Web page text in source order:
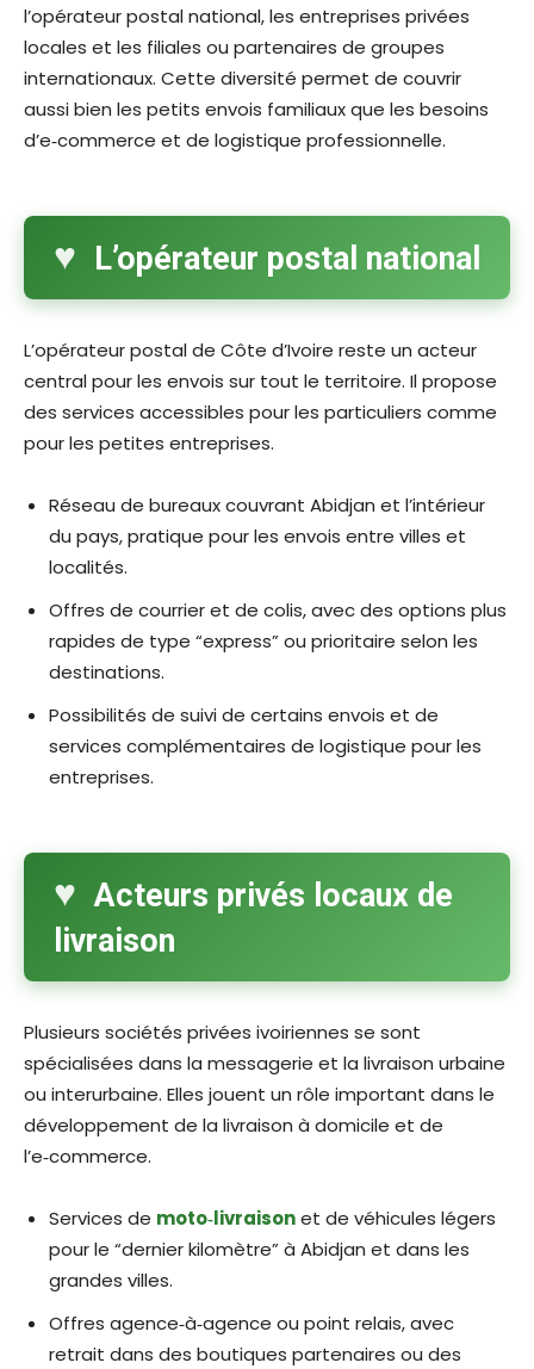
l’opérateur postal national, les entreprises privées
locales et les filiales ou partenaires de groupes
internationaux. Cette diversité permet de couvrir
aussi bien les petits envois familiaux que les besoins
d’e‑commerce et de logistique professionnelle.​
L’opérateur postal national
L’opérateur postal de Côte d’Ivoire reste un acteur
central pour les envois sur tout le territoire. Il propose
des services accessibles pour les particuliers comme
pour les petites entreprises.​
Réseau de bureaux couvrant Abidjan et l’intérieur
du pays, pratique pour les envois entre villes et
localités.​
Offres de courrier et de colis, avec des options plus
rapides de type “express” ou prioritaire selon les
destinations.​
Possibilités de suivi de certains envois et de
services complémentaires de logistique pour les
entreprises.​
Acteurs privés locaux de
livraison
Plusieurs sociétés privées ivoiriennes se sont
spécialisées dans la messagerie et la livraison urbaine
ou interurbaine. Elles jouent un rôle important dans le
développement de la livraison à domicile et de
l’e‑commerce.​
Services de moto‑livraisonet de véhicules légers
pour le “dernier kilomètre” à Abidjan et dans les
grandes villes.​
Offres agence‑à‑agence ou point relais, avec
retrait dans des boutiques partenaires ou des